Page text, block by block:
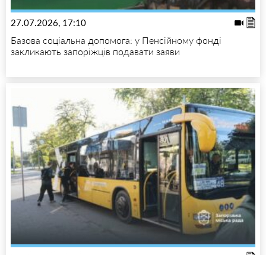
27.07.2026, 17:10
Базова соціальна допомога: у Пенсійному фонді
закликають запоріжців подавати заяви